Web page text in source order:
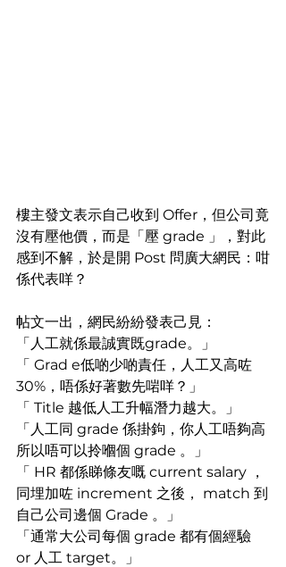
樓主發文表示自己收到 Offer，但公司竟
沒有壓他價，而是「壓 grade 」，對此
感到不解，於是開 Post 問廣大網民：咁
係代表咩？
帖文一出，網民紛紛發表己見：
「人工就係最誠實既grade。」
「 Grad e低啲少啲責任，人工又高咗
30%，唔係好著數先啱咩？」
「 Title 越低人工升幅潛力越大。」
「人工同 grade 係掛鉤，你人工唔夠高
所以唔可以拎嗰個 grade 。」
「 HR 都係睇條友嘅 current salary ，
同埋加咗 increment 之後， match 到
自己公司邊個 Grade 。」
「通常大公司每個 grade 都有個經驗
or 人工 target。」